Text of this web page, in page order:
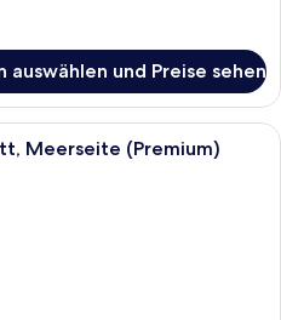
auswählen und Preise sehen
Ein modernes Hotelzimmer mit
Meerseite (Premium)